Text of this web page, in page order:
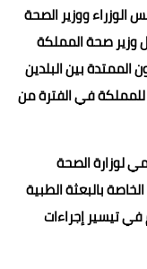
الوزراء ووزير الصحة
وزير صحة المملكة
الممتدة بين البلدين
في الفترة من
لوزارة الصحة
بالبعثة الطبية
2025، بما يساهم في تيسير إجراءات